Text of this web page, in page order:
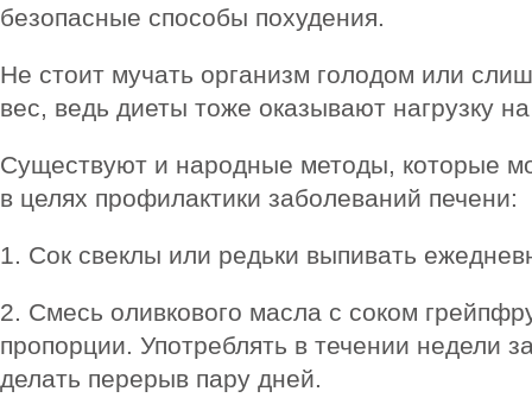
безопасные способы похудения.
Не стоит мучать организм голодом или
вес, ведь диеты тоже оказывают нагрузку
Существуют и народные методы, которые
в целях профилактики заболеваний печени:
1. Сок свеклы или редьки выпивать
2. Смесь оливкового масла с соком
пропорции. Употреблять в течении недели
делать перерыв пару дней.